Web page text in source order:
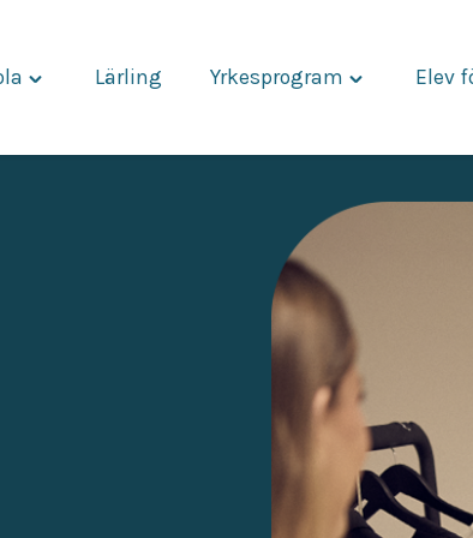
skola"
Lärling Yrkesprogram
menu
Elev